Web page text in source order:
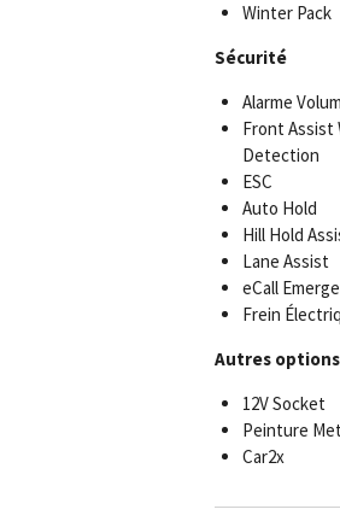
Winter Pack
Sécurité
Alarme
Front Assist
Detection
ESC
Auto Hold
Hill Hold
Lane Assist
eCall
Frein
Autres options
12V Socket
Peinture
Car2x